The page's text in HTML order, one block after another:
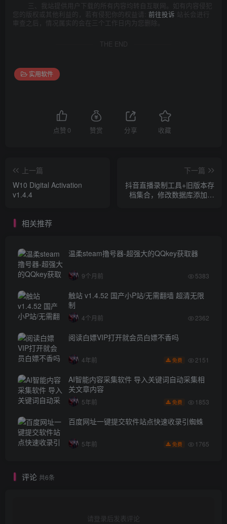
三、我站提供用户下载的所有内容均转自互联网。如有内容侵犯
您的版权或其他利益的，若有侵犯你的权益请: 前往投诉 站长会进行
审查之后，情况属实的会在三个工作日内为您删除。
THE END
实用软件
点赞 0 赞赏 分享 收藏
上一篇
W10 Digital Activation
v1.4.4
下一篇
抖音直播录制工具+旧版本存
档集合，修改数据库添加主
相关推荐
温柔steam撸号器-超强大的QQkey获取器
9个月前 5383
触站 v1.4.52 国产小P站/无需翻墙 超清无限
制
4个月前 2362
阅读白嫖VIP打开就会员白嫖不香吗
4年前 免费 2151
AI智能内容采集软件 导入关键词自动采集相
关文章内容
5年前 免费 1853
百度网址一键提交软件站点快速收录引蜘蛛
5年前 免费 1765
评论 共6条
请登录后发表评论